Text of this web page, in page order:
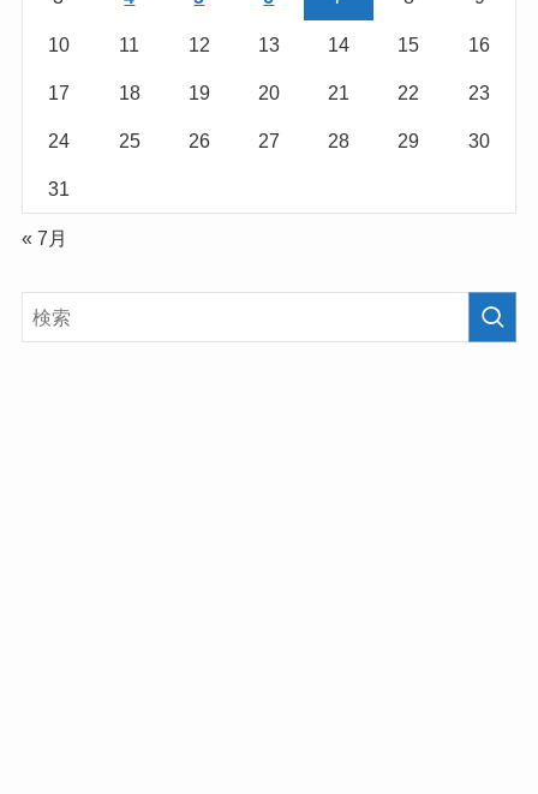
10 11 12 13 14 15 16
17 18 19 20 21 22 23
24 25 26 27 28 29 30
31
« 7月